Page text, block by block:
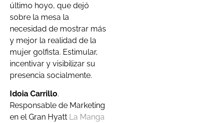
último hoyo, que dejó
sobre la mesa la
necesidad de mostrar más
y mejor la realidad de la
mujer golfista. Estimular,
incentivar y visibilizar su
presencia socialmente.
Idoia Carrillo.
Responsable de Marketing
en el Gran Hyatt La Manga